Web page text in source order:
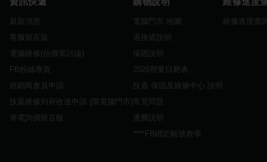
最新消息
客服留言版
電腦維修(估價單討論)
FB粉絲專頁
經銷商會員申請
技嘉維修到府收送申請 (限電腦門市)
筆電詢價留言版
電腦門市 地圖
退換貨說明
保固說明
2026營業日曆表
技嘉 保固及維修中心 說明
常見問題
運費說明
****FB綁定帳號教學
維修進度查